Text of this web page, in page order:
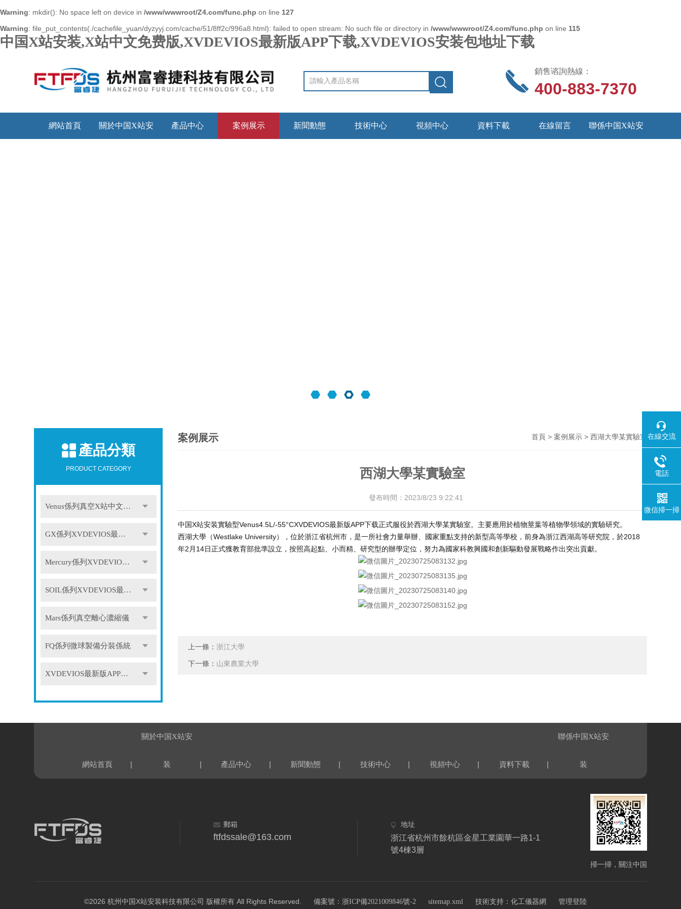
Warning: mkdir(): No space left on device in /www/wwwroot/Z4.com/func.php on line 127
Warning: file_put_contents(./cachefile_yuan/dyzyyj.com/cache/51/8ff2c/996a8.html): failed to open stream: No such file or directory in /www/wwwroot/Z4.com/func.php on line 115
中国X站安装,X站中文免费版,XVDEVIOS最新版APP下载,XVDEVIOS安装包地址下载
銷售谘詢熱線：
400-883-7370
網站首頁 關於中国X站安 產品中心 案例展示 新聞動態 技術中心 視頻中心 資料下載 在線留言 聯係中国X站安
產品分類
PRODUCT CATEGORY
Venus係列真空X站中文免费版
GX係列XVDEVIOS最新版APP下载
Mercury係列XVDEVIOS最新版APP下载
SOIL係列XVDEVIOS最新版APP下载
Mars係列真空離心濃縮儀
FQ係列微球製備分裝係統
XVDEVIOS最新版APP下载配件
案例展示 首頁> 案例展示> 西湖大學某實驗室
西湖大學某實驗室
發布時間：2023/8/23 9:22:41
中国X站安装實驗型Venus4.5L/-55°CXVDEVIOS最新版APP下载正式服役於西湖大學某實驗室。主要應用於植物莖葉等植物學領域的實驗研究。
西湖大學（Westlake University），位於浙江省杭州市，是一所社會力量舉辦、國家重點支持的新型高等學校，前身為浙江西湖高等研究院，於2018
年2月14日正式獲教育部批準設立，按照高起點、小而精、研究型的辦學定位，努力為國家科教興國和創新驅動發展戰略作出突出貢獻。
上一條：浙江大學
下一條： 山東農業大學
網站首頁 |
關於中国X站安
装 | 產品中心 | 新聞動態 | 技術中心 | 視頻中心 | 資料下載 |
聯係中国X站安
装
郵箱
ftfdssale@163.com
地址
浙江省杭州市餘杭區金星工業園華一路1-1
號4棟3層
掃一掃，關注中国
©2026 杭州中国X站安装科技有限公司 版權所有 All Rights Reserved. 備案號：浙ICP備2021009846號-2 sitemap.xml 技術支持： 化工儀器網 管理登陸
在線交流
電話
微信掃一掃